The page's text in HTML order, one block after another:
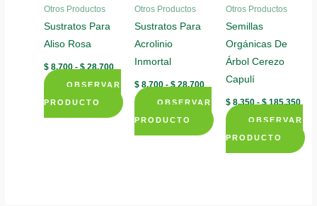
Otros Productos
Sustratos Para
Aliso Rosa
$ 8.700 - $28.700 Rango
precios:
desde
$ 8.700
hasta
OBSERVAR
PRODUCTO
Este
Otros Productos
Sustratos Para
Acrolinio
Inmortal
$ 8.700 - $28.700 Rango
precios:
desde
$ 8.700
hasta
OBSERVAR
PRODUCTO
Este
Otros Productos
Semillas
Orgánicas De
Árbol Cerezo
Capulí
$8.350 - $185.350
$
OBSERVAR
PRODUCTO
Este